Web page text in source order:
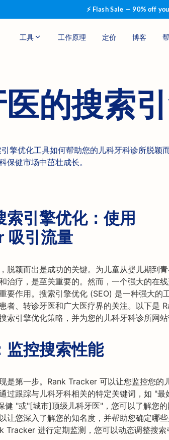
⚡ Flash Sale — 90% off
工具 工作原理 定价 博客
的搜索
擎优化工具如何帮助您的儿科牙科诊所脱颖
保健市场中茁壮成长。
索引擎优化：使用
吸引流量
脱颖而出是成功的关键。为儿童从婴儿期到
治疗，是至关重要的。然而，一个强大的在
要作用。搜索引擎优化 (SEO) 是一种强大的
者、转诊牙医和广大医疗界的关注。以下是
索引擎优化策略，并为您的儿科牙科诊所网站
监控搜索性能
是第一步。Rank Tracker 可以让您监控您的
过跟踪与儿科牙科相关的特定关键词，如 "最
健 "或"[城市]顶级儿科牙医"，您可以了解您
让您深入了解您的知名度，并帮助您确定哪
Tracker 进行定期监测，您可以动态调整搜索